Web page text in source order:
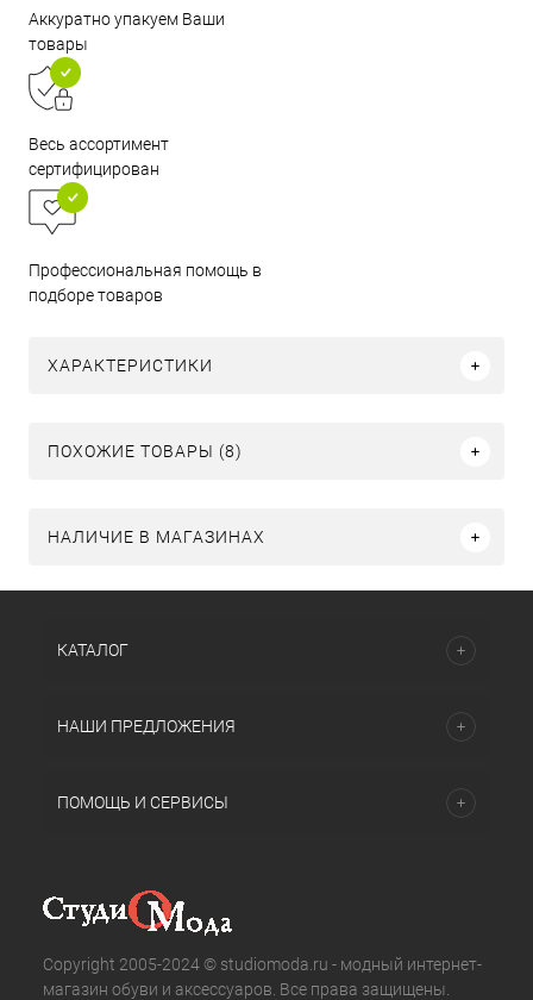
Аккуратно упакуем Ваши
товары
Весь ассортимент
сертифицирован
Профессиональная помощь в
подборе товаров
ХАРАКТЕРИСТИКИ
ПОХОЖИЕ ТОВАРЫ (8)
НАЛИЧИЕ В МАГАЗИНАХ
КАТАЛОГ
НАШИ ПРЕДЛОЖЕНИЯ
ПОМОЩЬ И СЕРВИСЫ
Copyright 2005-2024 © studiomoda.ru - модный интернет-
магазин обуви и аксессуаров. Все права защищены.